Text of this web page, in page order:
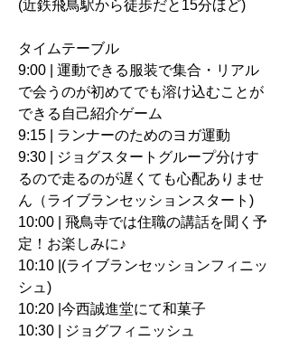
(近鉄飛鳥駅から徒歩だと15分ほど)
​タイムテーブル
9:00 | 運動できる服装で集合・リアル
で会うのが初めてでも溶け込むことが
できる自己紹介ゲーム
9:15 | ランナーのためのヨガ運動
9:30 | ジョグスタートグループ分けす
るので走るのが遅くても心配ありませ
ん（ライブランセッションスタート)
10:00 | 飛鳥寺では住職の講話を聞く予
定！お楽しみに♪
10:10 |(ライブランセッションフィニッ
シュ)
10:20 |今西誠進堂にて和菓子
10:30 | ジョグフィニッシュ